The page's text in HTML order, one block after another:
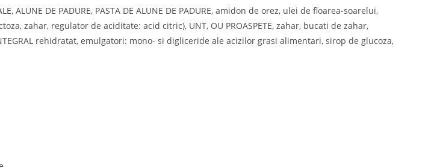
ALUNE DE PADURE, PASTA DE ALUNE DE PADURE, amidon de orez, ulei de floarea-soarelui,
zahar, regulator de aciditate: acid citric), UNT, OU PROASPETE, zahar, bucati de zahar,
INTEGRAL rehidratat, emulgatori: mono- si digliceride ale acizilor grasi alimentari, sirop de glucoza,